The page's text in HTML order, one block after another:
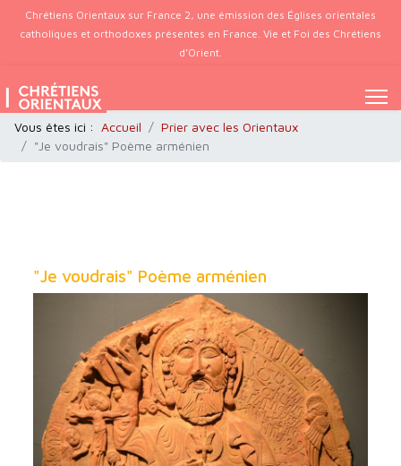
Chrétiens Orientaux sur France 2, une émission des Églises orientales
catholiques et orthodoxes présentes en France. Vie et Foi des Chrétiens
d’Orient.
Vous êtes ici : Accueil
Prier avec les Orientaux
"Je voudrais" Poème arménien
"Je voudrais" Poème arménien